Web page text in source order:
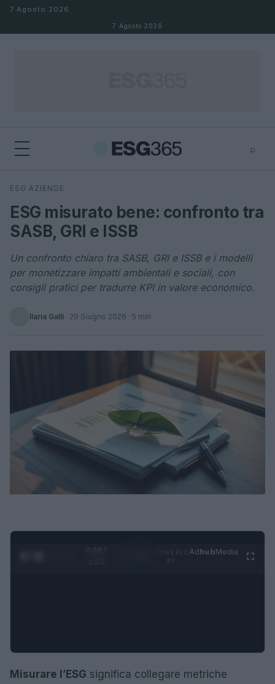
Salta al contenuto
7 Agosto 2026
7 Agosto 2026
⌕
Cerca
ESG AZIENDE
ESG misurato bene: confronto tra
SASB, GRI e ISSB
Un confronto chiaro tra SASB, GRI e ISSB e i modelli
per monetizzare impatti ambientali e sociali, con
consigli pratici per tradurre KPI in valore economico.
Ilaria Galli · 29 Giugno 2026 · 5 min
0:29 /
AdhubMedia
Misurare l’ESG significa collegare metriche